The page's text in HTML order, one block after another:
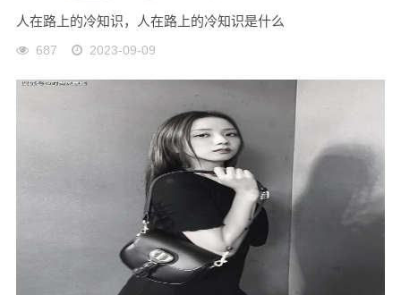
人在路上的冷知识，人在路上的冷知识是什么
687 2023-09-09